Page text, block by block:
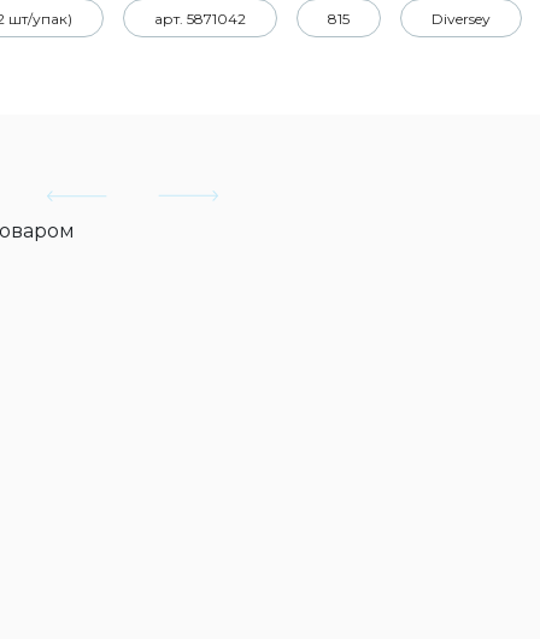
шт/упак) арт. 5871042 815 Diversey